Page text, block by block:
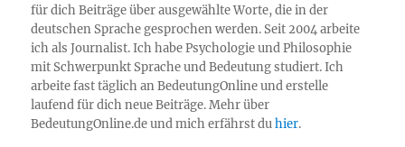
für dich Beiträge über ausgewählte Worte, die in der
deutschen Sprache gesprochen werden. Seit 2004 arbeite
ich als Journalist. Ich habe Psychologie und Philosophie
mit Schwerpunkt Sprache und Bedeutung studiert. Ich
arbeite fast täglich an BedeutungOnline und erstelle
laufend für dich neue Beiträge. Mehr über
BedeutungOnline.de und mich erfährst duhier.